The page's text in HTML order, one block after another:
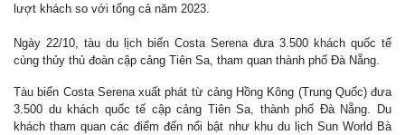
lượt khách so với tổng cả năm 2023.
Ngày 22/10, tàu du lịch biển Costa Serena đưa 3.500 khách quốc tế
cùng thủy thủ đoàn cập cảng Tiên Sa, tham quan thành phố Đà Nẵng.
Tàu biển Costa Serena xuất phát từ cảng Hồng Kông (Trung Quốc) đưa
3.500 du khách quốc tế cập cảng Tiên Sa, thành phố Đà Nẵng. Du
khách tham quan các điểm đến nổi bật như khu du lịch Sun World Bà